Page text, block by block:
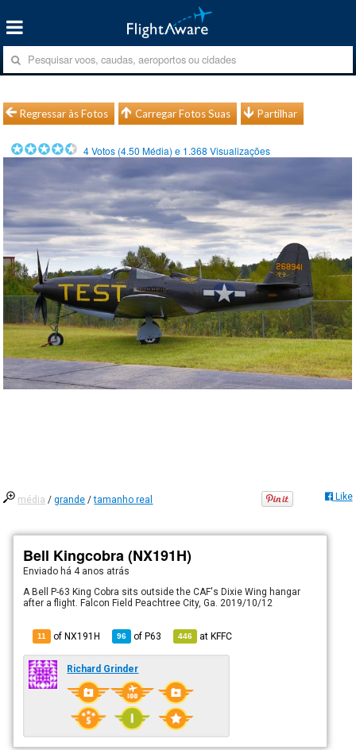
Regressar às Fotos Carregar Fotos Suas Partilhar
4Votos (4.50 Média) e 1.368 Visualizações
média /grande /tamanho real Like
Bell Kingcobra (NX191H)
Enviado há 4 anos atrás
A Bell P-63 King Cobra sits outside the CAF's Dixie Wing hangar
after a flight. Falcon Field Peachtree City, Ga. 2019/10/12
11 of NX191H 96 ofP63 446 atKFFC
Richard Grinder